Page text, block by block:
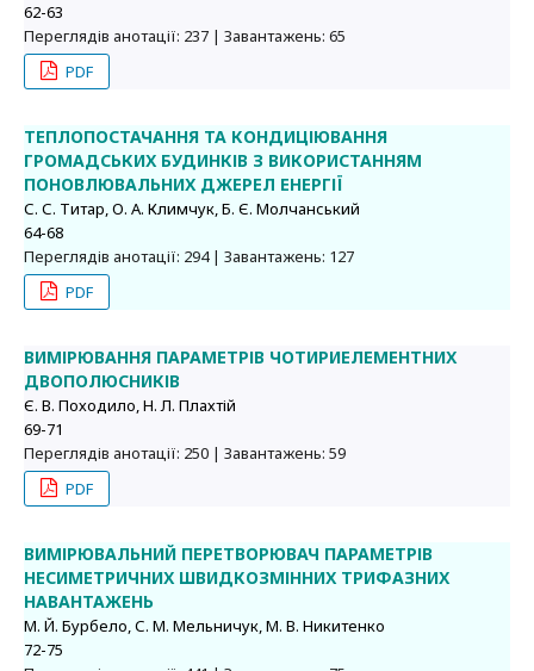
62-63
Переглядів анотації: 237 | Завантажень: 65
PDF
ТЕПЛОПОСТАЧАННЯ ТА КОНДИЦІЮВАННЯ
ГРОМАДСЬКИХ БУДИНКІВ З ВИКОРИСТАННЯМ
ПОНОВЛЮВАЛЬНИХ ДЖЕРЕЛ ЕНЕРГІЇ
С. С. Титар, О. А. Климчук, Б. Є. Молчанський
64-68
Переглядів анотації: 294 | Завантажень: 127
PDF
ВИМІРЮВАННЯ ПАРАМЕТРІВ ЧОТИРИЕЛЕМЕНТНИХ
ДВОПОЛЮСНИКІВ
Є. В. Походило, Н. Л. Плахтій
69-71
Переглядів анотації: 250 | Завантажень: 59
PDF
ВИМІРЮВАЛЬНИЙ ПЕРЕТВОРЮВАЧ ПАРАМЕТРІВ
НЕСИМЕТРИЧНИХ ШВИДКОЗМІННИХ ТРИФАЗНИХ
НАВАНТАЖЕНЬ
М. Й. Бурбело, С. М. Мельничук, М. В. Никитенко
72-75